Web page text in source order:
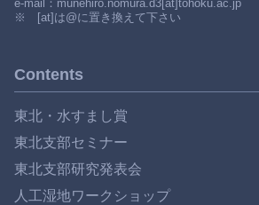
e-mail：munehiro.nomura.d3[at]tohoku.ac.jp
※ [at]は@に置き換えて下さい
Contents
東北・水すまし賞
東北支部セミナー
東北支部研究発表会
人工湿地ワークショップ